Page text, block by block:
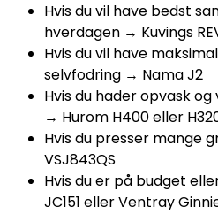
Hvis du vil have bedst
hverdagen → Kuvings
Hvis du vil have
selvfodring → Nama J2
Hvis du hader opvask
→ Hurom H400 eller
Hvis du presser mange
VSJ843QS
Hvis du er på budget
JC151 eller Ventray